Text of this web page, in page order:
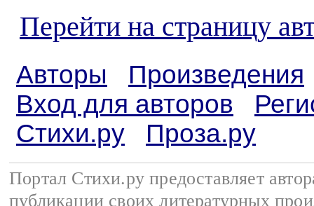
Перейти на страницу
Авторы
Произведения
Вход для авторов
Стихи.ру
Проза.ру
Портал Стихи.ру предоставляет
публикации своих литературных